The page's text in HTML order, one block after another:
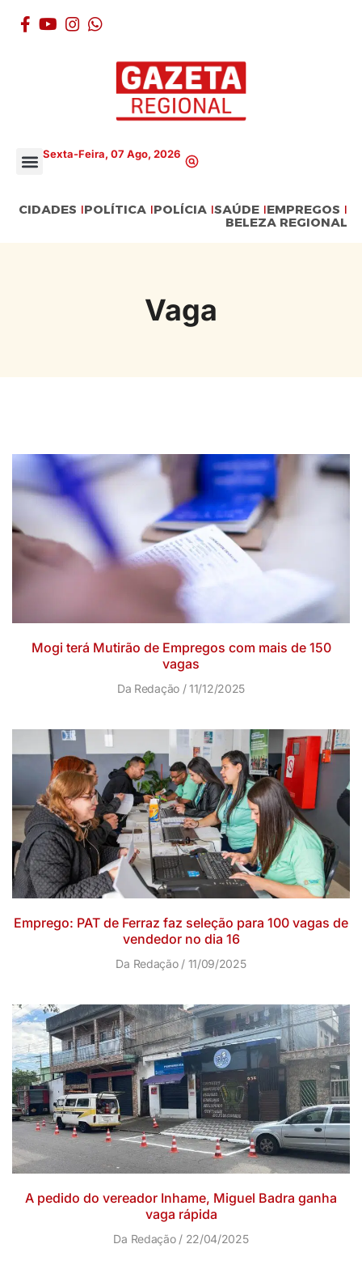
Sexta-Feira, 07 Ago, 2026
CIDADES POLÍTICA POLÍCIA SAÚDE EMPREGOS
BELEZA REGIONAL
Vaga
Mogi terá Mutirão de Empregos com mais de 150
vagas
Da Redação 11/12/2025
Emprego: PAT de Ferraz faz seleção para 100 vagas de
vendedor no dia 16
Da Redação 11/09/2025
A pedido do vereador Inhame, Miguel Badra ganha
vaga rápida
Da Redação 22/04/2025